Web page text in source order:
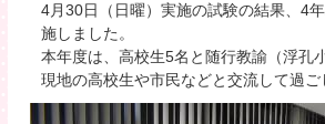
4月30日（日曜）実施の試験の結果、4
施しました。
本年度は、高校生5名と随行教諭（浮孔
現地の高校生や市民などと交流して過ご